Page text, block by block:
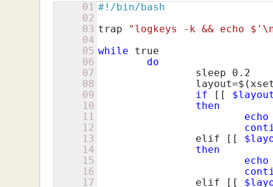
01
02
03
04
05
06
07
08
09
10
11
12
13
14
15
16
17
#!/bin/bash
trap
"logkeys -k && echo
while
true
do
		sleep
0.2
if
[[
then
echo
		elif
[[
then
echo
		elif
[[